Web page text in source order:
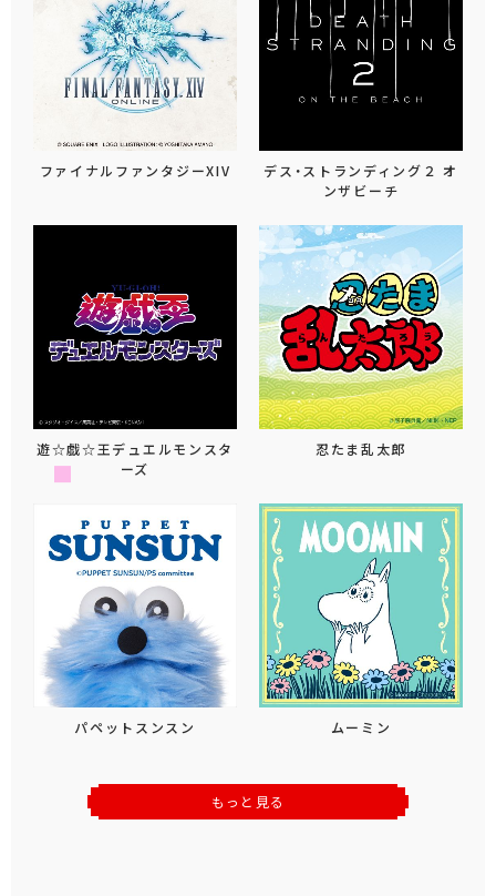
ファイナルファンタジーXIV
デス・ストランディング２ オ
ンザビーチ
遊☆戯☆王デュエルモンスタ
ーズ
忍たま乱太郎
パペットスンスン ムーミン
もっと見る